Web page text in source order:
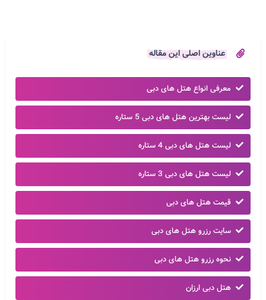
عناوین اصلی این مقاله
معرفی انواع هتل های دبی
لیست بهترین هتل های دبی 5 ستاره
لیست هتل های دبی 4 ستاره
لیست هتل های دبی 3 ستاره
قیمت هتل های دبی
سایت رزرو هتل های دبی
نحوه رزرو هتل های دبی
هتل دبی ارزان